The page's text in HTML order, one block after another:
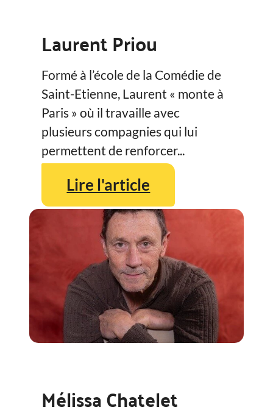
Laurent Priou
Formé à l’école de la Comédie de
Saint-Etienne, Laurent « monte à
Paris » où il travaille avec
plusieurs compagnies qui lui
permettent de renforcer...
Lire l'article
Mélissa Chatelet